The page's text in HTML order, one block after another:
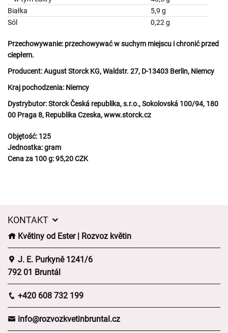
Białka
5,9 g
Sól
0,22 g
Przechowywanie: przechowywać w suchym miejscu i chronić przed
ciepłem.
Producent:August Storck KG, Waldstr. 27, D-13403 Berlin, Niemcy
Kraj pochodzenia: Niemcy
Dystrybutor:Storck Česká republika, s.r.o., Sokolovská 100/94, 180
00 Praga 8, Republika Czeska, www.storck.cz
Objętość: 125
Jednostka:gram
Cena za 100 g:95,20 CZK
KONTAKT
Květiny od Ester | Rozvoz květin
J. E. Purkyně 1241/6
792 01 Bruntál
+420 608 732 199
info@rozvozkvetinbruntal.cz